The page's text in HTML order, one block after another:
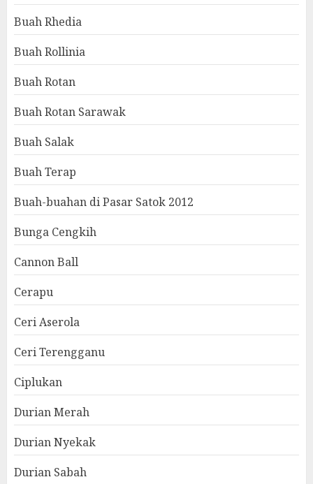
Buah Rhedia
Buah Rollinia
Buah Rotan
Buah Rotan Sarawak
Buah Salak
Buah Terap
Buah-buahan di Pasar Satok 2012
Bunga Cengkih
Cannon Ball
Cerapu
Ceri Aserola
Ceri Terengganu
Ciplukan
Durian Merah
Durian Nyekak
Durian Sabah